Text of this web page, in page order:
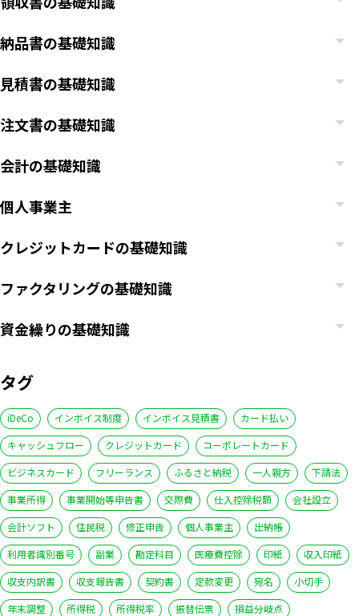
納品書の基礎知識
見積書の基礎知識
注文書の基礎知識
会計の基礎知識
個人事業主
クレジットカードの基礎知識
ファクタリングの基礎知識
資金繰りの基礎知識
タグ
iDeCo インボイス制度 インボイス見積書
カード払い
キャッシュフロー
クレジットカード
コーポレートカード
ビジネスカード
フリーランス ふるさと納税 一人親方
下請法
事業所得
事業開始等申告書 交際費 仕入控除税額
会社設立
会計ソフト
住民税 修正申告 個人事業主
出納帳
利用者識別番号
副業 勘定科目 医療費控除 印紙
収入印紙
収支内訳書
収支報告書 契約書 定款変更 宛名
小切手
年末調整
所得税 所得税率 振替伝票
損益分岐点